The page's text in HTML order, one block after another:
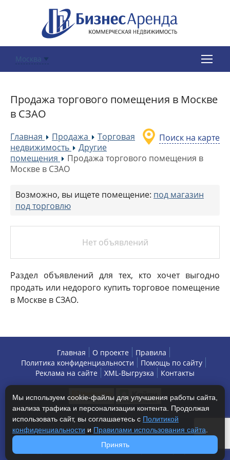
Москва
Продажа торгового помещения в Москве
в СЗАО
Поиск на карте
Главная »Продажа »
Торговая
недвижимость
»
Другие
помещения
»Продажа торгового помещения в
Москве в СЗАО
Возможно, вы ищете помещение: под магазин
под торговлю
Нет объявлений
Раздел объявлений для тех, кто хочет выгодно
продать или недорого купить торговое помещение
в Москве в СЗАО.
Главная О проекте
Правила
Политика конфиденциальности
Помощь по сайту
Реклама на сайте
XML-Выгрузка Контакты
Copyright © 2013-2026 БизнесАренда - коммерческая
недвижимость, г. Москва. Все права защищены.
Мы используем cookie-файлы для улучшения работы сайта,
анализа трафика и персонализации контента. Продолжая
использовать сайт, вы соглашаетесь с Политикой
конфиденциальности и Правилами использования сайта
Принять